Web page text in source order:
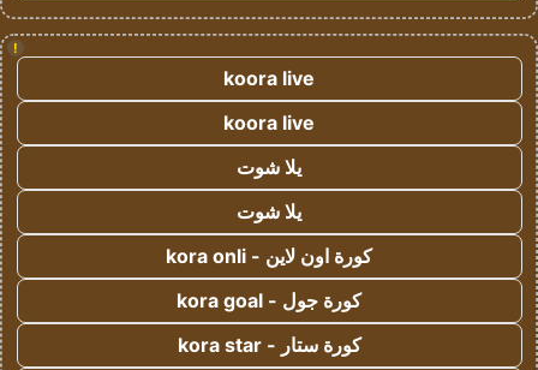
!
koora live
koora live
يلا شوت
يلا شوت
كورة اون لاين - kora onli
كورة جول - kora goal
كورة ستار - kora star